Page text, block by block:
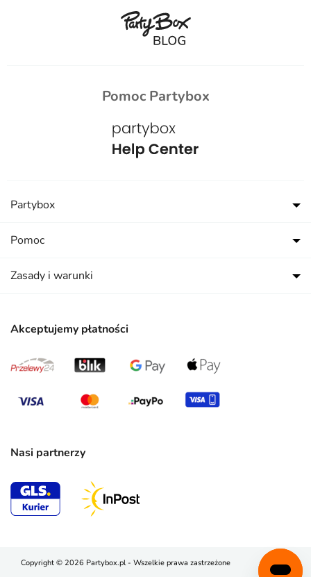
Pomoc Partybox
Akceptujemy płatności
Nasi partnerzy
Partybox
Pomoc
Zasady i warunki
Copyright © 2026 Partybox.pl - Wszelkie prawa zastrzeżone